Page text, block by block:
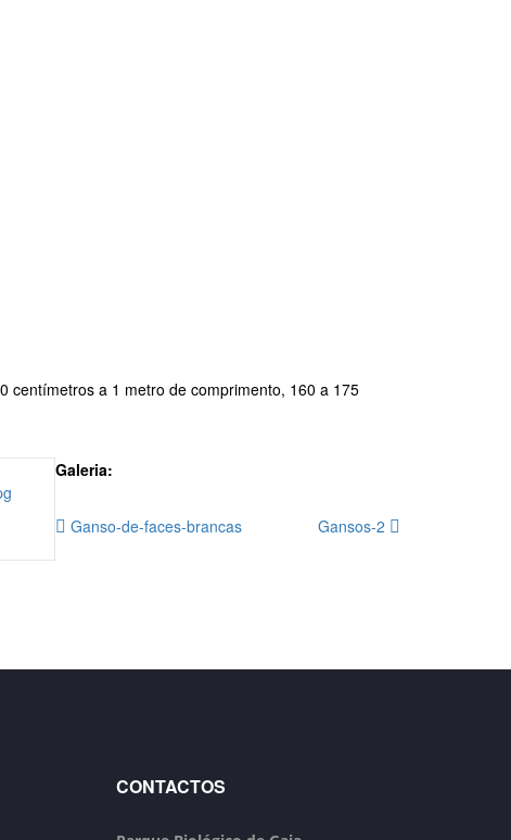
centímetros a 1 metro de comprimento, 160 a 175
Galeria:
Ganso-de-faces-brancas Gansos-2
CONTACTOS